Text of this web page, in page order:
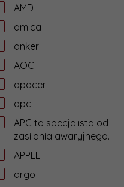
AMD
amica
anker
AOC
apacer
apc
APC to specjalista od
zasilania awaryjnego.
APPLE
argo